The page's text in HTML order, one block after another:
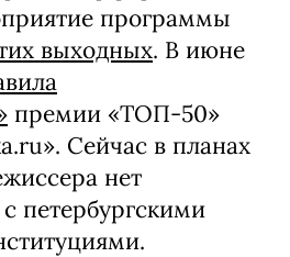
программы
выходных. В июне
премии «ТОП-50»
Сейчас в планах
нет
петербургскими